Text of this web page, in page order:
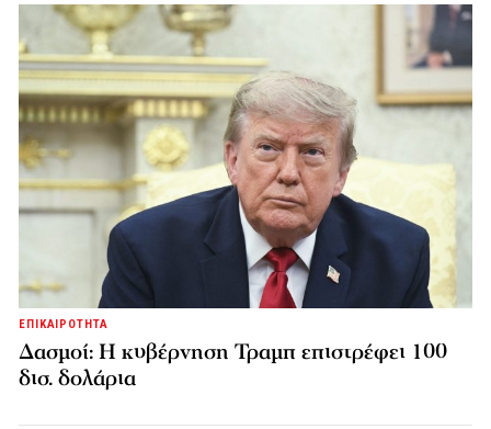
ΕΠΙΚΑΙΡΟΤΗΤΑ
Δασμοί: Η κυβέρνηση Τραμπ επιστρέφει 100
δισ. δολάρια